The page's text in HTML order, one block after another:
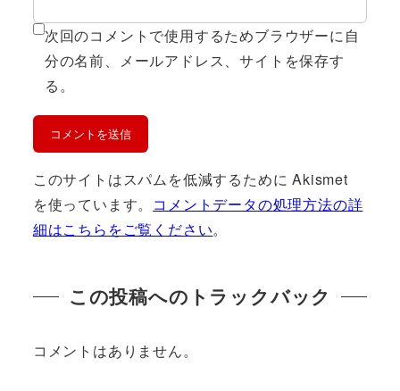
次回のコメントで使用するためブラウザーに自
分の名前、メールアドレス、サイトを保存す
る。
このサイトはスパムを低減するために Akismet
を使っています。 コメントデータの処理方法の詳
細はこちらをご覧ください。
この投稿へのトラックバック
コメントはありません。